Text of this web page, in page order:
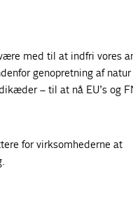
med til at indfri vores
genopretning af natur
– til at nå EU’s og
for virksomhederne at